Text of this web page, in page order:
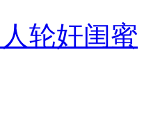
轮奸闺蜜